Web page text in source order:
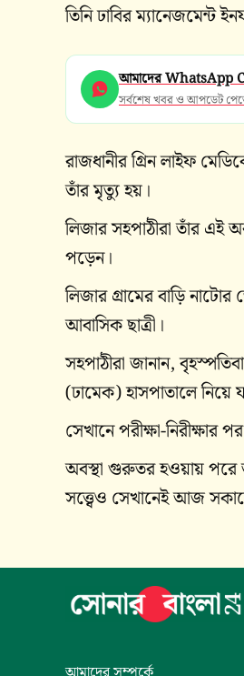
তিনি ঢাবির ম্যানেজমেন্ট
আমাদের
সর্বশেষ খবর ও আপডেট
রাজধানীর গ্রিন লাইফ
তাঁর মৃত্যু হয়।
লিজার সহপাঠীরা তাঁর এই
পড়েন।
লিজার গ্রামের বাড়ি
আবাসিক ছাত্রী।
সহপাঠীরা জানান,
(ঢামেক) হাসপাতালে নিয়ে
সেখানে পরীক্ষা-
অবস্থা গুরুতর হওয়ায় পরে
সত্ত্বেও সেখানেই আজ সকালে